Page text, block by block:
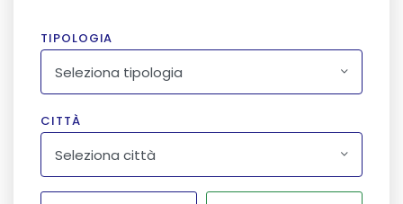
TIPOLOGIA
Seleziona tipologia
CITTÀ
Seleziona città